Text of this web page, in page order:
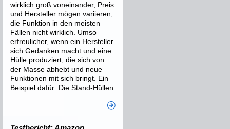
wirklich groß voneinander, Preis
und Hersteller mögen variieren,
die Funktion in den meisten
Fällen nicht wirklich. Umso
erfreulicher, wenn ein Hersteller
sich Gedanken macht und eine
Hülle produziert, die sich von
der Masse abhebt und neue
Funktionen mit sich bringt. Ein
Beispiel dafür: Die Stand-Hüllen